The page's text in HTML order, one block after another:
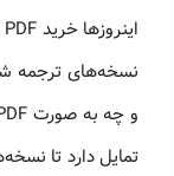
نسخه‌های ترجمه
تمایل دارد تا